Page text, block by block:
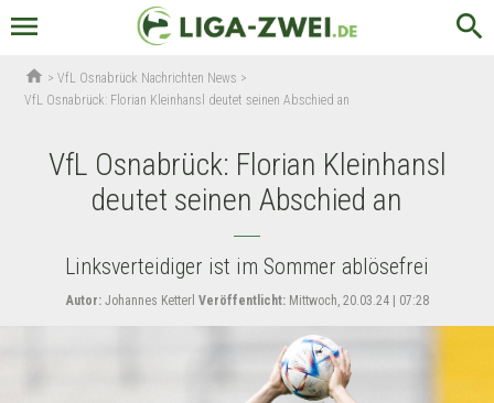
menu search
home >VfL Osnabrück Nachrichten News >
VfL Osnabrück: Florian Kleinhansl deutet seinen Abschied an
VfL Osnabrück: Florian Kleinhansl
deutet seinen Abschied an
Linksverteidiger ist im Sommer ablösefrei
Autor:Johannes Ketterl Veröffentlicht:Mittwoch, 20.03.24 | 07:28